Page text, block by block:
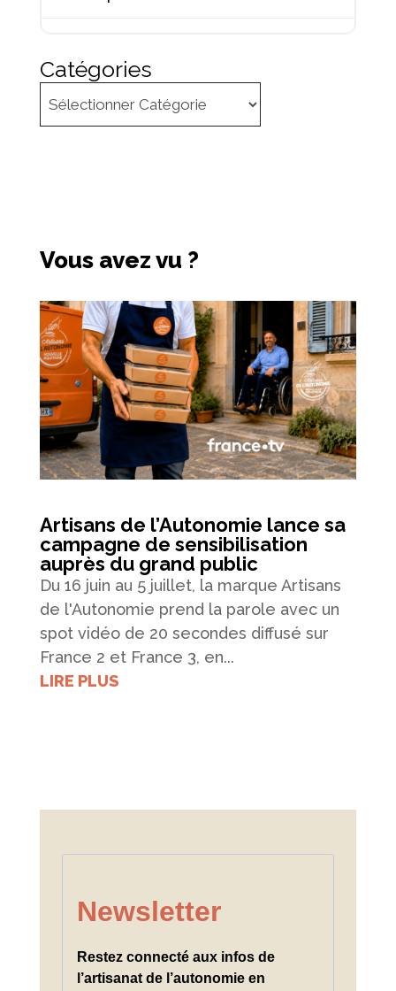
Catégories
Vous avez vu ?
Artisans de l’Autonomie lance sa
campagne de sensibilisation
auprès du grand public
Du 16 juin au 5 juillet, la marque Artisans
de l'Autonomie prend la parole avec un
spot vidéo de 20 secondes diffusé sur
France 2 et France 3, en...
LIRE PLUS